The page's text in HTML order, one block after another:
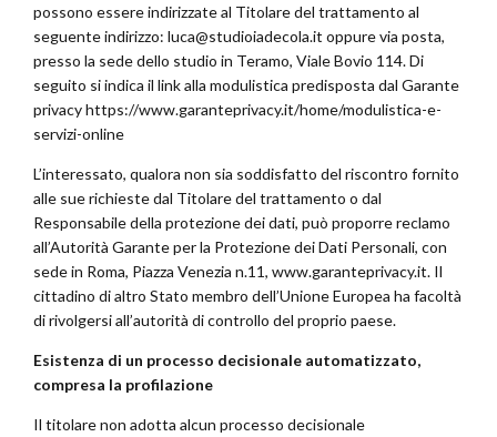
possono essere indirizzate al Titolare del trattamento al
seguente indirizzo: luca@studioiadecola.it oppure via posta,
presso la sede dello studio in Teramo, Viale Bovio 114. Di
seguito si indica il link alla modulistica predisposta dal Garante
privacy https://www.garanteprivacy.it/home/modulistica-e-
servizi-online
L’interessato, qualora non sia soddisfatto del riscontro fornito
alle sue richieste dal Titolare del trattamento o dal
Responsabile della protezione dei dati, può proporre reclamo
all’Autorità Garante per la Protezione dei Dati Personali, con
sede in Roma, Piazza Venezia n.11, www.garanteprivacy.it. Il
cittadino di altro Stato membro dell’Unione Europea ha facoltà
di rivolgersi all’autorità di controllo del proprio paese.
Esistenza di un processo decisionale automatizzato,
compresa la profilazione
Il titolare non adotta alcun processo decisionale